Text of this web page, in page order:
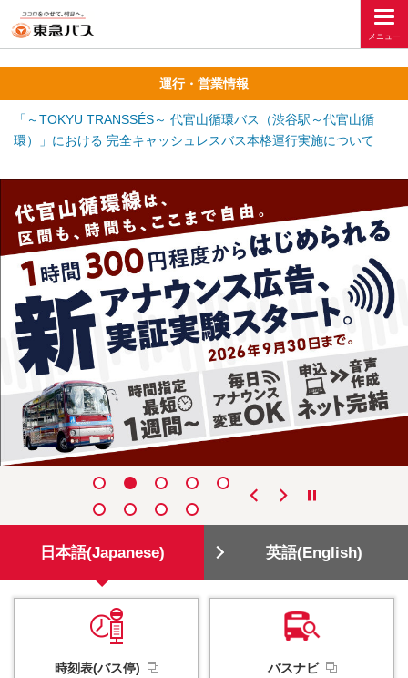
運行・営業情報
「～TOKYU TRANSSÉS～ 代官山循環バス（渋谷駅～代官山循
環）」における 完全キャッシュレスバス本格運行実施について
日本語(Japanese) 英語(English)
時刻表(バス停) バスナビ